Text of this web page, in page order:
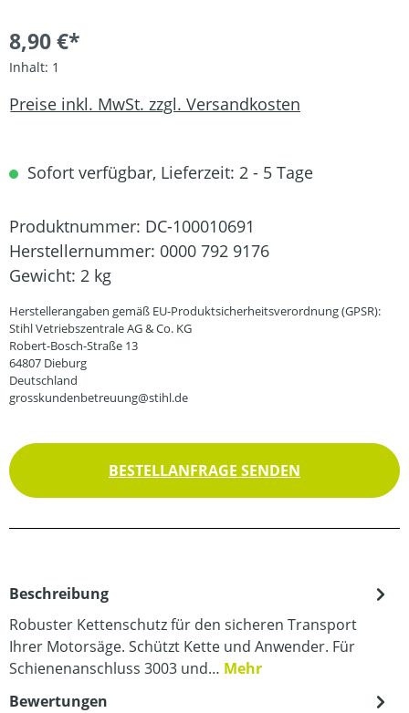
8,90 €*
Inhalt: 1
Preise inkl. MwSt. zzgl. Versandkosten
Sofort verfügbar, Lieferzeit: 2 - 5 Tage
Produktnummer: DC-100010691
Herstellernummer: 0000 792 9176
Gewicht: 2 kg
Herstellerangaben gemäß EU-Produktsicherheitsverordnung (GPSR):
Stihl Vetriebszentrale AG & Co. KG
Robert-Bosch-Straße 13
64807 Dieburg
Deutschland
grosskundenbetreuung@stihl.de
BESTELLANFRAGE SENDEN
Beschreibung
Robuster Kettenschutz für den sicheren Transport
Ihrer Motorsäge. Schützt Kette und Anwender. Für
Schienenanschluss 3003 und… Mehr
Bewertungen